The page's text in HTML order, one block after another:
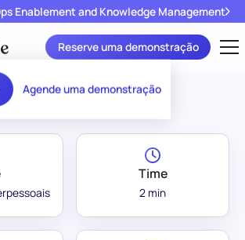
Agende uma demonstração
Enablement and Knowledge Management
Reserve uma demonstração
Time
2 min